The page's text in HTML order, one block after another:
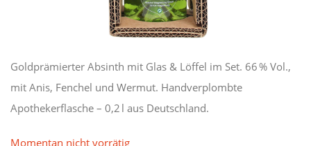
Goldprämierter Absinth mit Glas & Löffel im Set. 66 % Vol.,
mit Anis, Fenchel und Wermut. Handverplombte
Apothekerflasche – 0,2 l aus Deutschland.
Momentan nicht vorrätig